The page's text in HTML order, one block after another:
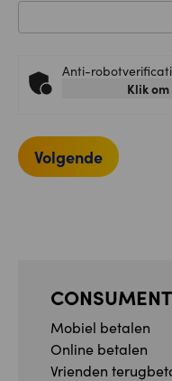
Anti-
Klik
Volgende
CONSUMENT
Mobiel betalen
Online betalen
Vrienden